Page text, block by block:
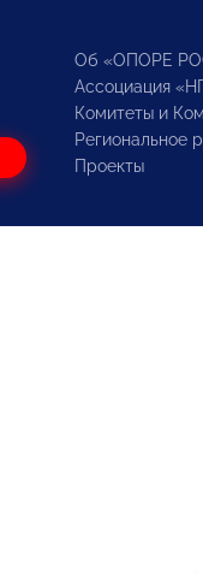
Об «ОПОРЕ
Ассоциация
Комитеты и
Региональное
Проекты